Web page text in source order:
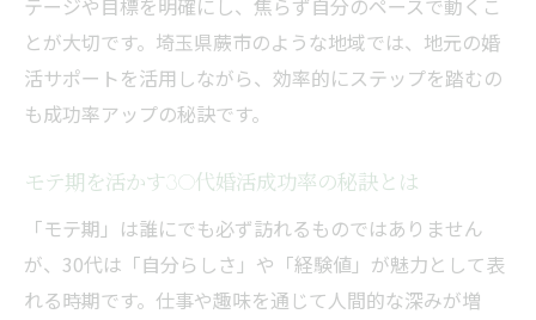
テージや目標を明確にし、焦らず自分のペースで動くこ
とが大切です。埼玉県蕨市のような地域では、地元の婚
活サポートを活用しながら、効率的にステップを踏むの
も成功率アップの秘訣です。
モテ期を活かす30代婚活成功率の秘訣とは
「モテ期」は誰にでも必ず訪れるものではありません
が、30代は「自分らしさ」や「経験値」が魅力として表
れる時期です。仕事や趣味を通じて人間的な深みが増